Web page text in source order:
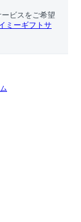
ビスをご希望
ミーギフトサ